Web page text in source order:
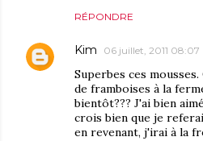
RÉPONDRE
Kim 06 juillet, 2011 08:07
Superbes ces
de framboises à la
bientôt??? J'ai bien
crois bien que je
en revenant, j'irai à la